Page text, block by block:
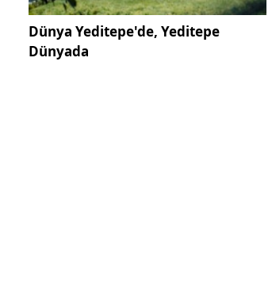
Dünya Yeditepe'de, Yeditepe
Dünyada